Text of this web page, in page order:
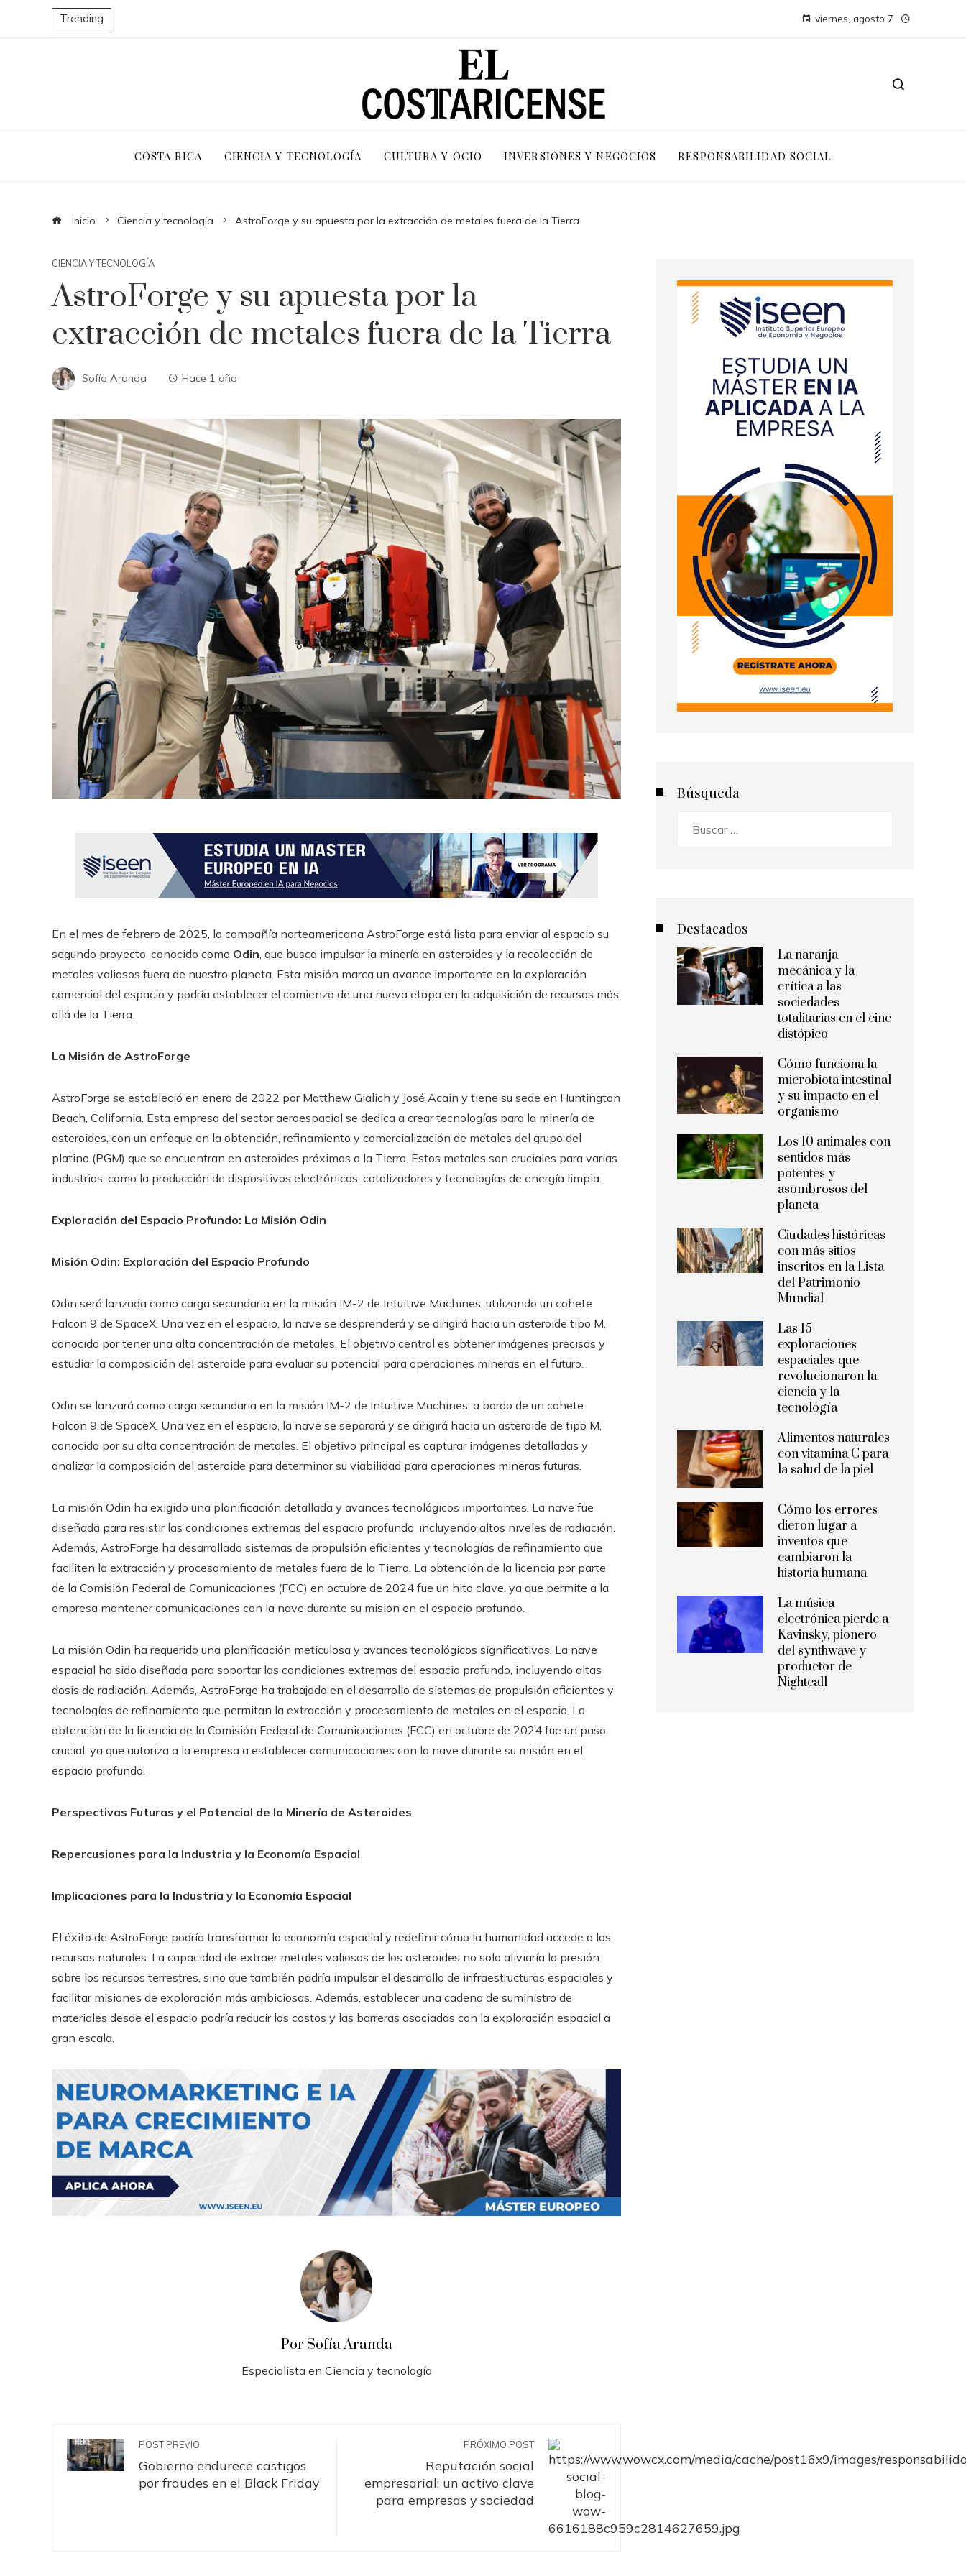
Trending viernes, agosto 7
COSTA RICA CIENCIA Y TECNOLOGÍA CULTURA Y OCIO INVERSIONES Y NEGOCIOS RESPONSABILIDAD SOCIAL
Inicio Ciencia y tecnología AstroForge y su apuesta por la extracción de metales fuera de la Tierra
CIENCIA Y TECNOLOGÍA
AstroForge y su apuesta por la
extracción de metales fuera de la Tierra
Sofía Aranda Hace 1 año
En el mes de febrero de 2025, la compañía norteamericana AstroForge está lista para enviar al espacio su
segundo proyecto, conocido como Odin, que busca impulsar la minería en asteroides y la recolección de
metales valiosos fuera de nuestro planeta. Esta misión marca un avance importante en la exploración
comercial del espacio y podría establecer el comienzo de una nueva etapa en la adquisición de recursos más
allá de la Tierra.
La Misión de AstroForge
AstroForge se estableció en enero de 2022 por Matthew Gialich y José Acain y tiene su sede en Huntington
Beach, California. Esta empresa del sector aeroespacial se dedica a crear tecnologías para la minería de
asteroides, con un enfoque en la obtención, refinamiento y comercialización de metales del grupo del
platino (PGM) que se encuentran en asteroides próximos a la Tierra. Estos metales son cruciales para varias
industrias, como la producción de dispositivos electrónicos, catalizadores y tecnologías de energía limpia.
Exploración del Espacio Profundo: La Misión Odin
Misión Odin: Exploración del Espacio Profundo
Odin será lanzada como carga secundaria en la misión IM-2 de Intuitive Machines, utilizando un cohete
Falcon 9 de SpaceX. Una vez en el espacio, la nave se desprenderá y se dirigirá hacia un asteroide tipo M,
conocido por tener una alta concentración de metales. El objetivo central es obtener imágenes precisas y
estudiar la composición del asteroide para evaluar su potencial para operaciones mineras en el futuro.
Odin se lanzará como carga secundaria en la misión IM-2 de Intuitive Machines, a bordo de un cohete
Falcon 9 de SpaceX. Una vez en el espacio, la nave se separará y se dirigirá hacia un asteroide de tipo M,
conocido por su alta concentración de metales. El objetivo principal es capturar imágenes detalladas y
analizar la composición del asteroide para determinar su viabilidad para operaciones mineras futuras.
La misión Odin ha exigido una planificación detallada y avances tecnológicos importantes. La nave fue
diseñada para resistir las condiciones extremas del espacio profundo, incluyendo altos niveles de radiación.
Además, AstroForge ha desarrollado sistemas de propulsión eficientes y tecnologías de refinamiento que
faciliten la extracción y procesamiento de metales fuera de la Tierra. La obtención de la licencia por parte
de la Comisión Federal de Comunicaciones (FCC) en octubre de 2024 fue un hito clave, ya que permite a la
empresa mantener comunicaciones con la nave durante su misión en el espacio profundo.
La misión Odin ha requerido una planificación meticulosa y avances tecnológicos significativos. La nave
espacial ha sido diseñada para soportar las condiciones extremas del espacio profundo, incluyendo altas
dosis de radiación. Además, AstroForge ha trabajado en el desarrollo de sistemas de propulsión eficientes y
tecnologías de refinamiento que permitan la extracción y procesamiento de metales en el espacio. La
obtención de la licencia de la Comisión Federal de Comunicaciones (FCC) en octubre de 2024 fue un paso
crucial, ya que autoriza a la empresa a establecer comunicaciones con la nave durante su misión en el
espacio profundo.
Perspectivas Futuras y el Potencial de la Minería de Asteroides
Repercusiones para la Industria y la Economía Espacial
Implicaciones para la Industria y la Economía Espacial
El éxito de AstroForge podría transformar la economía espacial y redefinir cómo la humanidad accede a los
recursos naturales. La capacidad de extraer metales valiosos de los asteroides no solo aliviaría la presión
sobre los recursos terrestres, sino que también podría impulsar el desarrollo de infraestructuras espaciales y
facilitar misiones de exploración más ambiciosas. Además, establecer una cadena de suministro de
materiales desde el espacio podría reducir los costos y las barreras asociadas con la exploración espacial a
gran escala.
Por Sofía Aranda
Especialista en Ciencia y tecnología
POST PREVIO
Gobierno endurece castigos
por fraudes en el Black Friday
PRÓXIMO POST
Reputación social
empresarial: un activo clave
para empresas y sociedad
Búsqueda
Destacados
La naranja
mecánica y la
crítica a las
sociedades
totalitarias en el cine
distópico
Cómo funciona la
microbiota intestinal
y su impacto en el
organismo
Los 10 animales con
sentidos más
potentes y
asombrosos del
planeta
Ciudades históricas
con más sitios
inscritos en la Lista
del Patrimonio
Mundial
Las 15
exploraciones
espaciales que
revolucionaron la
ciencia y la
tecnología
Alimentos naturales
con vitamina C para
la salud de la piel
Cómo los errores
dieron lugar a
inventos que
cambiaron la
historia humana
La música
electrónica pierde a
Kavinsky, pionero
del synthwave y
productor de
Nightcall